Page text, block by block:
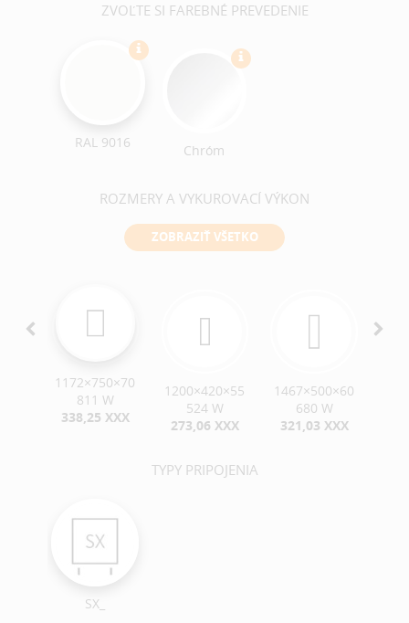
ZVOĽTE SI FAREBNÉ PREVEDENIE
RAL 9016 Chróm
ROZMERY A VYKUROVACÍ VÝKON
ZOBRAZIŤ VŠETKO
1172×750×70
811 W
338,25 XXX
1200×420×55
524 W
273,06 XXX
1467×500×60
680 W
321,03 XXX
TYPY PRIPOJENIA
SX_